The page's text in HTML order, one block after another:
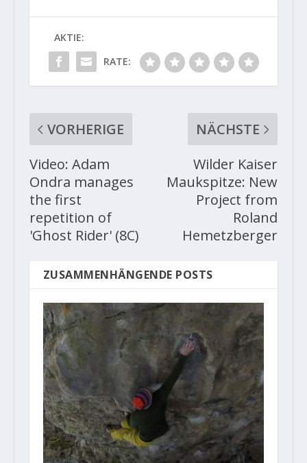
AKTIE:
RATE:
VORHERIGE
Video: Adam
Ondra manages
the first
repetition of
'Ghost Rider' (8C)
NÄCHSTE
Wilder Kaiser
Maukspitze: New
Project from
Roland
Hemetzberger
ZUSAMMENHÄNGENDE POSTS